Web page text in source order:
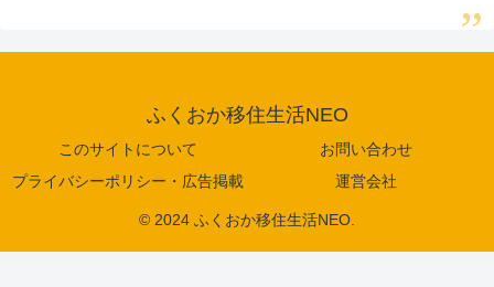
ふくおか移住生活NEO
このサイトについて
お問い合わせ
プライバシーポリシー・広告掲載
運営会社
© 2024 ふくおか移住生活NEO.